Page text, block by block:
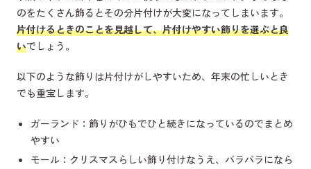
のをたくさん飾るとその分片付けが大変になってしまいます。
片付けるときのことを見越して、片付けやすい飾りを選ぶと良
いでしょう。
以下のような飾りは片付けがしやすいため、年末の忙しいとき
でも重宝します。
ガーランド：飾りがひもでひと続きになっているのでまとめ
やすい
モール：クリスマスらしい飾り付けなうえ、バラバラになら